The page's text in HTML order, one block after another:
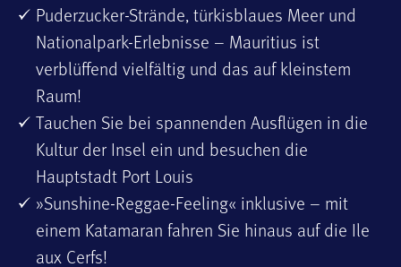
Puderzucker-Strände, türkisblaues Meer und
Nationalpark-Erlebnisse – Mauritius ist
verblüffend vielfältig und das auf kleinstem
Raum!
Tauchen Sie bei spannenden Ausflügen in die
Kultur der Insel ein und besuchen die
Hauptstadt Port Louis
»Sunshine-Reggae-Feeling« inklusive – mit
einem Katamaran fahren Sie hinaus auf die Ile
aux Cerfs!